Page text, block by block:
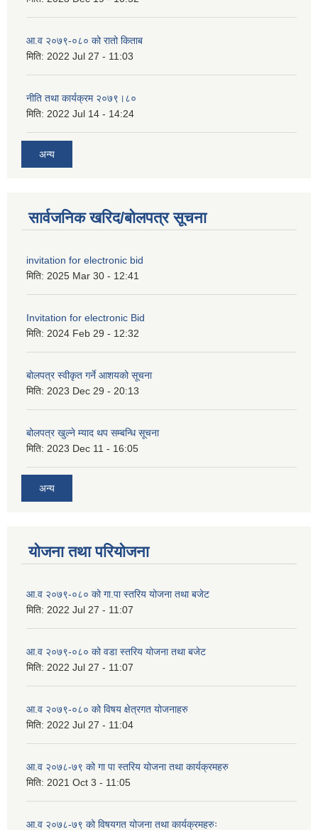
आ.व २०७९-०८० को रातो किताब
मिति: 2022 Jul 27 - 11:03
नीति तथा कार्यक्रम २०७९।८०
मिति: 2022 Jul 14 - 14:24
अन्य
सार्वजनिक खरिद/बोलपत्र सूचना
invitation for electronic bid
मिति: 2025 Mar 30 - 12:41
Invitation for electronic Bid
मिति: 2024 Feb 29 - 12:32
बोलपत्र स्वीकृत गर्ने आशयको सूचना
मिति: 2023 Dec 29 - 20:13
बोलपत्र खुल्ने म्याद थप सम्बन्धि सूचना
मिति: 2023 Dec 11 - 16:05
अन्य
योजना तथा परियोजना
आ.व २०७९-०८० को गा.पा स्तरिय योजना तथा बजेट
मिति: 2022 Jul 27 - 11:07
आ.व २०७९-०८० को वडा स्तरिय योजना तथा बजेट
मिति: 2022 Jul 27 - 11:07
आ.व २०७९-०८० को विषय क्षेत्रगत योजनाहरु
मिति: 2022 Jul 27 - 11:04
आ.व २०७८-७९ को गा पा स्तरिय योजना तथा कार्यक्रमहरु
मिति: 2021 Oct 3 - 11:05
आ.व २०७८-७९ को विषयगत योजना तथा कार्यक्रमहरुः